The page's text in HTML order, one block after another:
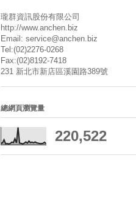
瓏群資訊股份有限公司
http://www.anchen.biz
Email: service@anchen.biz
Tel:(02)2276-0268
Fax:(02)8192-7418
231 新北市新店區溪園路389號
總網頁瀏覽量
220,522